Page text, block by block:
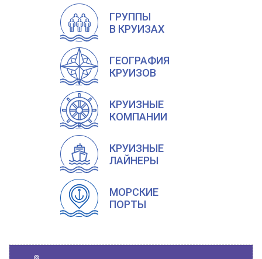
ГРУППЫ
В КРУИЗАХ
ГЕОГРАФИЯ
КРУИЗОВ
КРУИЗНЫЕ
КОМПАНИИ
КРУИЗНЫЕ
ЛАЙНЕРЫ
МОРСКИЕ
ПОРТЫ